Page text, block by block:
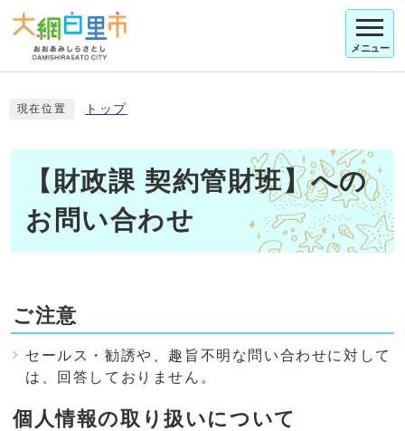
メニュー
現在位置 トップ
【財政課 契約管財班】への
お問い合わせ
ご注意
セールス・勧誘や、趣旨不明な問い合わせに対して
は、回答しておりません。
個人情報の取り扱いについて